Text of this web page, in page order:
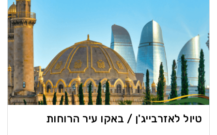
טיול לאזרבייג'ן / באקו עיר הרוחות